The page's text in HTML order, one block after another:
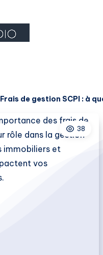
Frais de gestion SCPI : à
38